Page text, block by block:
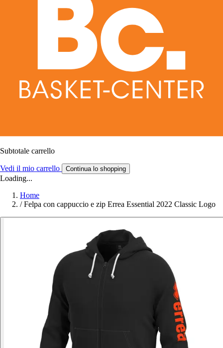
Subtotale carrello
Vedi il mio carrello Continua lo shopping
Loading...
Home
/ Felpa con cappuccio e zip Errea Essential 2022 Classic Logo